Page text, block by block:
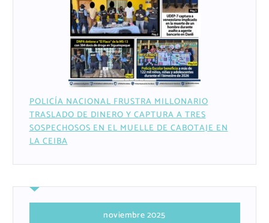
POLICÍA NACIONAL FRUSTRA MILLONARIO
TRASLADO DE DINERO Y CAPTURA A TRES
SOSPECHOSOS EN EL MUELLE DE CABOTAJE EN
LA CEIBA
noviembre 2025